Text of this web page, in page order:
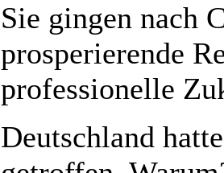
Sie gingen nach
prosperierende
professionelle
Deutschland